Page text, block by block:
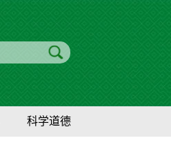
科学道德